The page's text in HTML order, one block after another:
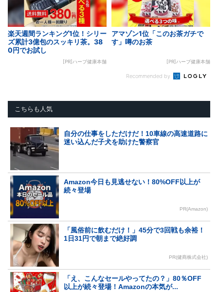
楽天週間ランキング1位！シリー
ズ累計3億包のスッキリ茶。38
0円でお試し
[PR]ハーブ健康本舗
アマゾン1位「このお茶ガチで
す」噂のお茶
[PR]ハーブ健康本舗
Recommended by
こちらも人気
自分の仕事をしただけだ！10車線の高速道路に
迷い込んだ子犬を助けた警察官
Amazon今日も見逃せない！80%OFF以上が
続々登場
PR(Amazon)
「風俗前に飲むだけ！」45分で3回戦も余裕！
1日31円で朝まで絶好調
PR(健商株式会社)
「え、こんなセールやってたの？」80％OFF
以上が続々登場！Amazonの本気が...